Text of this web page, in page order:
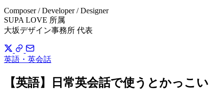
Composer / Developer / Designer
SUPA LOVE 所属
大坂デザイン事務所 代表
英語・英会話
【英語】日常英会話で使うとかっこい